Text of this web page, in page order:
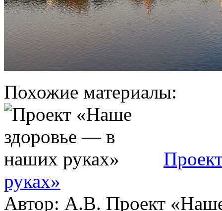
Похожие материалы:
руках»
Автор: А.В. Проект